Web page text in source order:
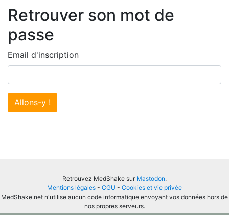
Retrouver son mot de
passe
Email d'inscription
Allons-y !
Retrouvez MedShake sur Mastodon.
Mentions légales - CGU - Cookies et vie privée
MedShake.net n'utilise aucun code informatique envoyant vos données hors de
nos propres serveurs.